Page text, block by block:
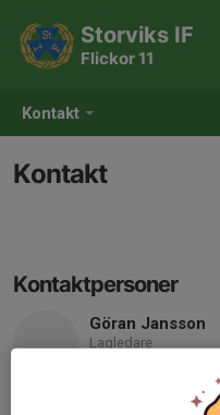
Kontakt
Storviks IF
Flickor 11
Kontakt
Kontaktpersoner
Göran Jansson
Lagledare
Mobil visas bara för
E-post visas bara